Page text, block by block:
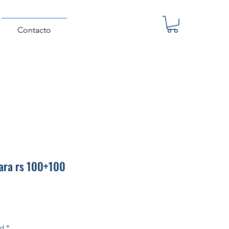
Contacto
rs 100+100